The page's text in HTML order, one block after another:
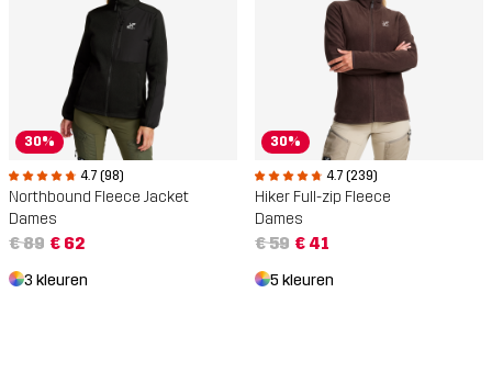
30%
4.7 (98)
Northbound Fleece Jacket
Dames
€ 89 € 62
3 kleuren
30%
4.7 (239)
Hiker Full-zip Fleece
Dames
€ 59 € 41
5 kleuren